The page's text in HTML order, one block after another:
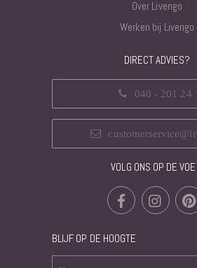
Over Livengo
Werken bij Livengo
DIRECT ADVIES?
040 - 201 24
VOLG ONS OP DE
BLIJF OP DE HOOGTE